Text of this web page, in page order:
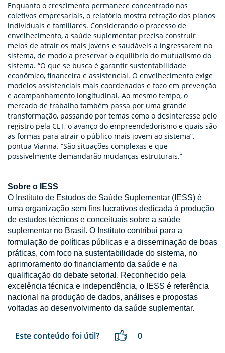
Enquanto o crescimento permanece concentrado nos
coletivos empresariais, o relatório mostra retração dos planos
individuais e familiares. Considerando o processo de
envelhecimento, a saúde suplementar precisa construir
meios de atrair os mais jovens e saudáveis a ingressarem no
sistema, de modo a preservar o equilíbrio do mutualismo do
sistema. “O que se busca é garantir sustentabilidade
econômico, financeira e assistencial. O envelhecimento exige
modelos assistenciais mais coordenados e foco em prevenção
e acompanhamento longitudinal. Ao mesmo tempo, o
mercado de trabalho também passa por uma grande
transformação, passando por temas como o desinteresse pelo
registro pela CLT, o avanço do empreendedorismo e quais são
as formas para atrair o público mais jovem ao sistema”,
pontua Vianna. “São situações complexas e que
possivelmente demandarão mudanças estruturais.”
Sobre o IESS
O Instituto de Estudos de Saúde Suplementar (IESS) é
uma organização sem fins lucrativos dedicada à produção
de estudos técnicos e conceituais sobre a saúde
suplementar no Brasil. O Instituto contribui para a
formulação de políticas públicas e a disseminação de boas
práticas, com foco na sustentabilidade do sistema, no
aprimoramento do financiamento da saúde e na
qualificação do debate setorial. Reconhecido pela
excelência técnica e independência, o IESS é referência
nacional na produção de dados, análises e propostas
voltadas ao desenvolvimento da saúde suplementar.
Este conteúdo foi útil? 0